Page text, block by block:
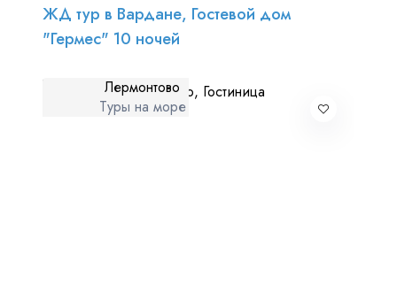
ЖД тур в Вардане, Гостевой дом
"Гермес" 10 ночей
Лермонтово
Туры на море